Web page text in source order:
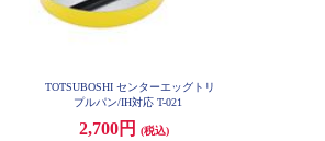
TOTSUBOSHI センターエッグトリ
プルパン/IH対応 T-021
2,700円
(税込)